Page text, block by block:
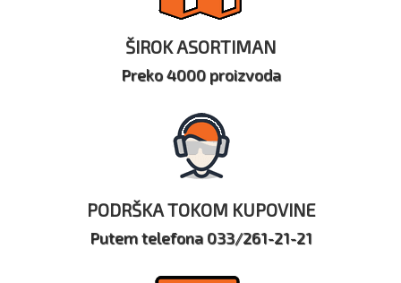
ŠIROK ASORTIMAN
Preko 4000 proizvoda
PODRŠKA TOKOM KUPOVINE
Putem telefona 033/261-21-21